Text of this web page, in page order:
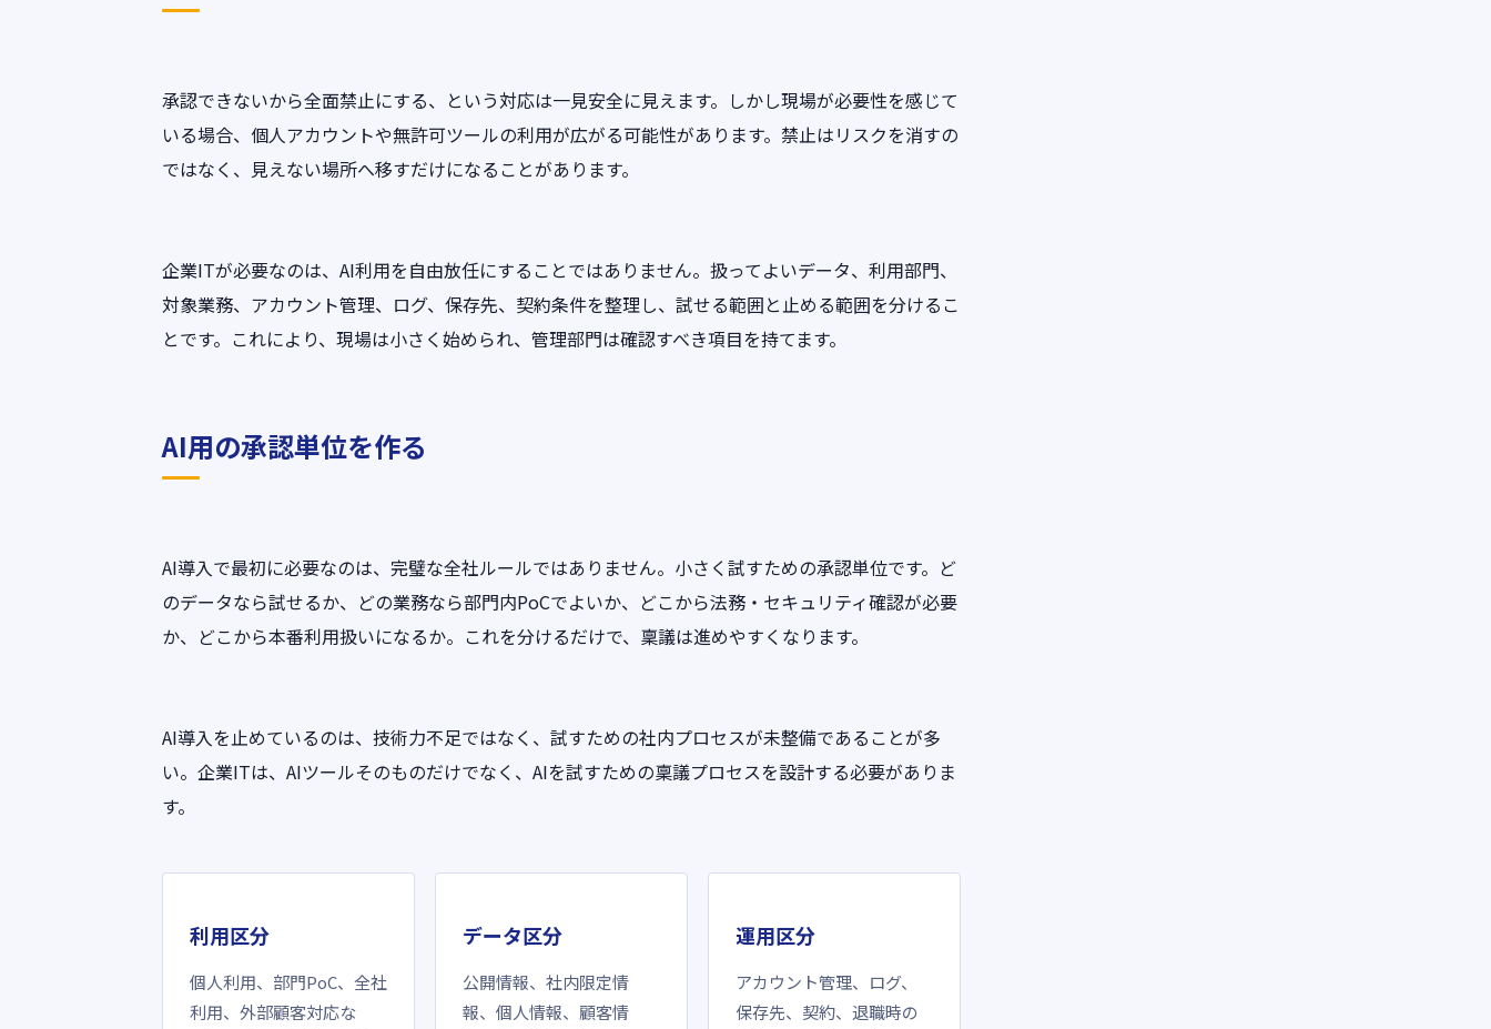
承認できないから全面禁止にする、という対応は一見安全に見えます。しかし現場が必要性を感じて
いる場合、個人アカウントや無許可ツールの利用が広がる可能性があります。禁止はリスクを消すの
ではなく、見えない場所へ移すだけになることがあります。
企業ITが必要なのは、AI利用を自由放任にすることではありません。扱ってよいデータ、利用部門、
対象業務、アカウント管理、ログ、保存先、契約条件を整理し、試せる範囲と止める範囲を分けるこ
とです。これにより、現場は小さく始められ、管理部門は確認すべき項目を持てます。
AI用の承認単位を作る
AI導入で最初に必要なのは、完璧な全社ルールではありません。小さく試すための承認単位です。ど
のデータなら試せるか、どの業務なら部門内PoCでよいか、どこから法務・セキュリティ確認が必要
か、どこから本番利用扱いになるか。これを分けるだけで、稟議は進めやすくなります。
AI導入を止めているのは、技術力不足ではなく、試すための社内プロセスが未整備であることが多
い。企業ITは、AIツールそのものだけでなく、AIを試すための稟議プロセスを設計する必要がありま
す。
利用区分
個人利用、部門PoC、全社
利用、外部顧客対応な
データ区分
公開情報、社内限定情
報、個人情報、顧客情
運用区分
アカウント管理、ログ、
保存先、契約、退職時の